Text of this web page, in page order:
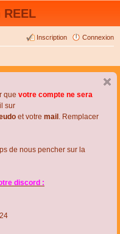
Connexion
Inscription
que votre compte ne sera
sur
et votre mail . Remplacer
de nous pencher sur la
discord :